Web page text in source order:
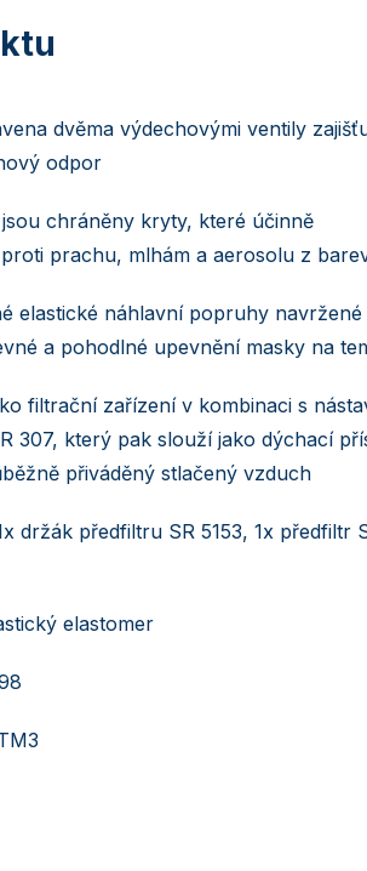
dvěma výdechovými ventily
odpor
chráněny kryty, které účinně
prachu, mlhám a aerosolu z
elastické náhlavní popruhy
a pohodlné upevnění masky na
filtrační zařízení v kombinaci s
307, který pak slouží jako dýchací
přiváděný stlačený vzduch
držák předfiltru SR 5153, 1x předfiltr
elastomer